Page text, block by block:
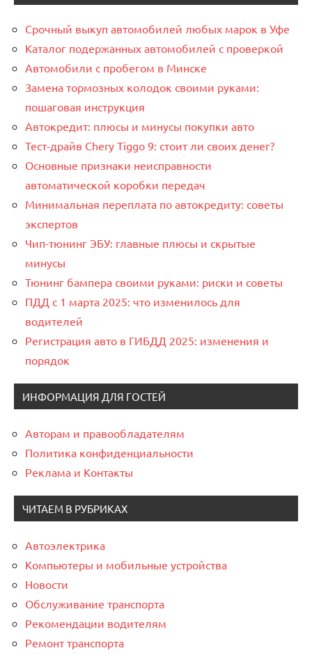
Срочный выкуп автомобилей любых марок в Уфе
Каталог подержанных автомобилей с проверкой
Автомобили с пробегом в Минске
Замена тормозных колодок своими руками:
пошаговая инструкция
Автокредит: плюсы и минусы покупки авто
Тест-драйв Chery Tiggo 9: стоит ли своих денег?
Основные признаки неисправности
автоматической коробки передач
Минимальная переплата по автокредиту: советы
экспертов
Чип-тюнинг ЭБУ: главные плюсы и скрытые
минусы
Тюнинг бампера своими руками: риски и советы
ПДД с 1 марта 2025: что изменилось для
водителей
Регистрация авто в ГИБДД 2025: изменения и
порядок
ИНФОРМАЦИЯ ДЛЯ ГОСТЕЙ
Авторам и правообладателям
Политика конфиденциальности
Реклама и Контакты
ЧИТАЕМ В РУБРИКАХ
Автоэлектрика
Компьютеры и мобильные устройства
Новости
Обслуживание транспорта
Рекомендации водителям
Ремонт транспорта